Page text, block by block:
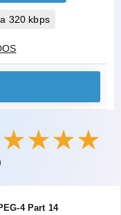
320 kbps
4 Part 14